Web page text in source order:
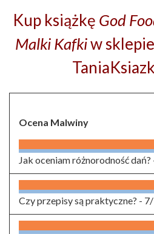
Kup książkę God
Malki Kafkiw
Ocena Malwiny
Jak oceniam różnorodność dań?
Czy przepisy są praktyczne? -